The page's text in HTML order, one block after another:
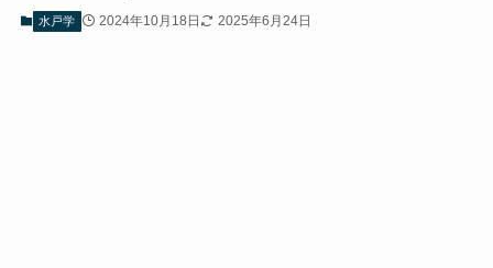
水戸学 2024年10月18日 2025年6月24日